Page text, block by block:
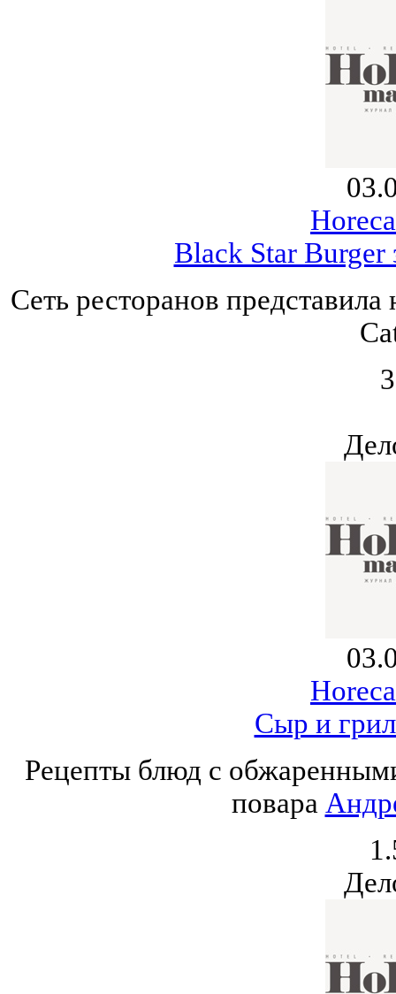
Black Star Burger
Сеть ресторанов
Сыр и
Рецепты блюд с
повара